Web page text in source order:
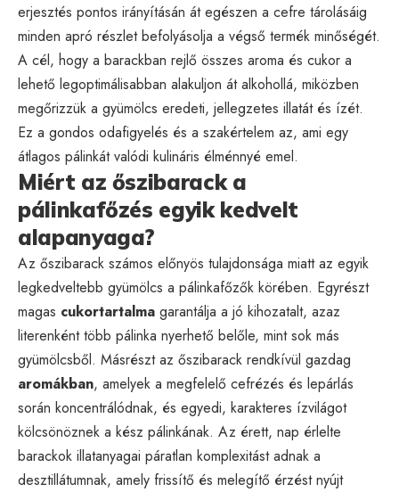
erjesztés pontos irányításán át egészen a cefre tárolásáig
minden apró részlet befolyásolja a végső termék minőségét.
A cél, hogy a barackban rejlő összes aroma és cukor a
lehető legoptimálisabban alakuljon át alkohollá, miközben
megőrizzük a gyümölcs eredeti, jellegzetes illatát és ízét.
Ez a gondos odafigyelés és a szakértelem az, ami egy
átlagos pálinkát valódi kulináris élménnyé emel.
Miért az őszibarack a
pálinkafőzés egyik kedvelt
alapanyaga?
Az őszibarack számos előnyös tulajdonsága miatt az egyik
legkedveltebb gyümölcs a pálinkafőzők körében. Egyrészt
magas cukortartalma garantálja a jó kihozatalt, azaz
literenként több pálinka nyerhető belőle, mint sok más
gyümölcsből. Másrészt az őszibarack rendkívül gazdag
aromákban, amelyek a megfelelő cefrézés és lepárlás
során koncentrálódnak, és egyedi, karakteres ízvilágot
kölcsönöznek a kész pálinkának. Az érett, nap érlelte
barackok illatanyagai páratlan komplexitást adnak a
desztillátumnak, amely frissítő és melegítő érzést nyújt